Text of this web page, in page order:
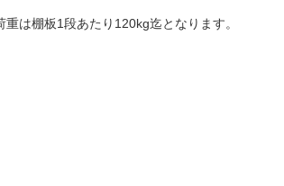
重は棚板1段あたり 120kg迄となります。